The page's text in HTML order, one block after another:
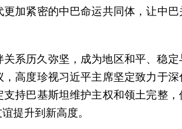
加紧密的中巴命运共同体，让中
系历久弥坚，成为地区和平、稳
高度珍视习近平主席坚定致力于
持巴基斯坦维护主权和领土完整
提升到新高度。